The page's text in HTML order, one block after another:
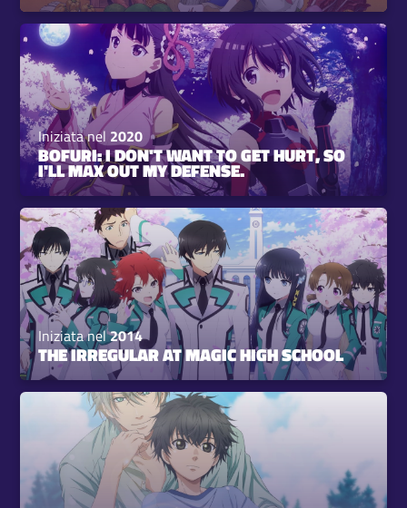
Iniziata nel 2020
BOFURI: I DON'T WANT TO GET HURT, SO
I'LL MAX OUT MY DEFENSE.
Iniziata nel2014
THE IRREGULAR AT MAGIC HIGH SCHOOL